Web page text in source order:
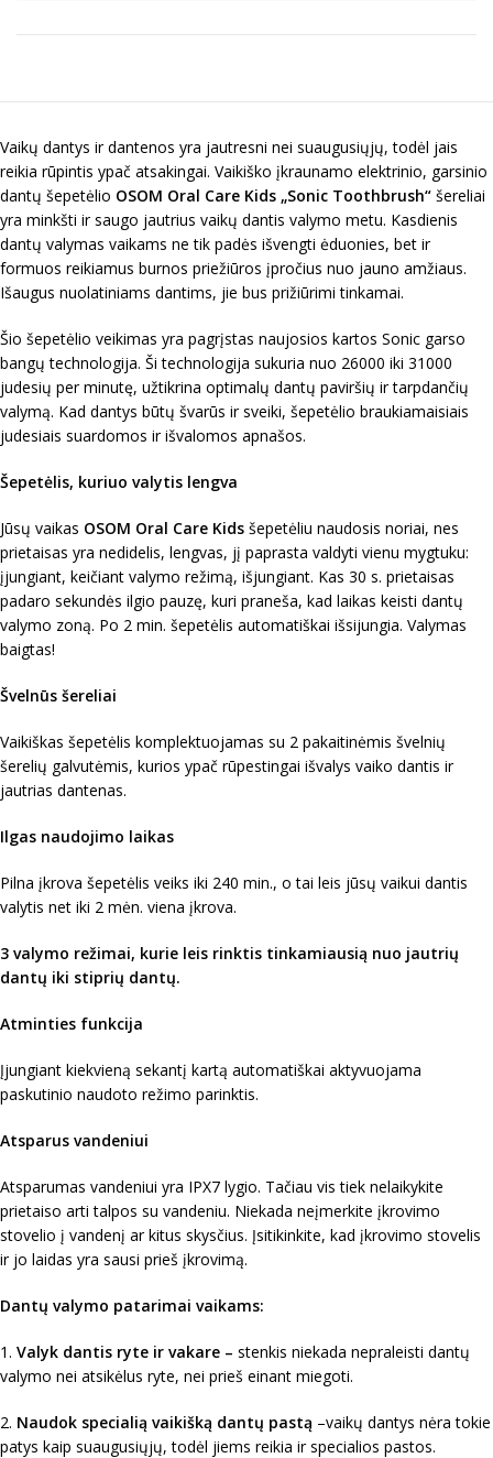
Vaikų dantys ir dantenos yra jautresni nei suaugusiųjų, todėl jais
reikia rūpintis ypač atsakingai. Vaikiško įkraunamo elektrinio, garsinio
dantų šepetėlio OSOM Oral Care Kids „Sonic Toothbrush“ šereliai
yra minkšti ir saugo jautrius vaikų dantis valymo metu. Kasdienis
dantų valymas vaikams ne tik padės išvengti ėduonies, bet ir
formuos reikiamus burnos priežiūros įpročius nuo jauno amžiaus.
Išaugus nuolatiniams dantims, jie bus prižiūrimi tinkamai.
Šio šepetėlio veikimas yra pagrįstas naujosios kartos Sonic garso
bangų technologija. Ši technologija sukuria nuo 26000 iki 31000
judesių per minutę, užtikrina optimalų dantų paviršių ir tarpdančių
valymą. Kad dantys būtų švarūs ir sveiki, šepetėlio braukiamaisiais
judesiais suardomos ir išvalomos apnašos.
Šepetėlis, kuriuo valytis lengva
Jūsų vaikas OSOM Oral Care Kids šepetėliu naudosis noriai, nes
prietaisas yra nedidelis, lengvas, jį paprasta valdyti vienu mygtuku:
įjungiant, keičiant valymo režimą, išjungiant. Kas 30 s. prietaisas
padaro sekundės ilgio pauzę, kuri praneša, kad laikas keisti dantų
valymo zoną. Po 2 min. šepetėlis automatiškai išsijungia. Valymas
baigtas!
Švelnūs šereliai
Vaikiškas šepetėlis komplektuojamas su 2 pakaitinėmis švelnių
šerelių galvutėmis, kurios ypač rūpestingai išvalys vaiko dantis ir
jautrias dantenas.
Ilgas naudojimo laikas
Pilna įkrova šepetėlis veiks iki 240 min., o tai leis jūsų vaikui dantis
valytis net iki 2 mėn. viena įkrova.
3 valymo režimai, kurie leis rinktis tinkamiausią nuo jautrių
dantų iki stiprių dantų.
Atminties funkcija
Įjungiant kiekvieną sekantį kartą automatiškai aktyvuojama
paskutinio naudoto režimo parinktis.
Atsparus vandeniui
Atsparumas vandeniui yra IPX7 lygio. Tačiau vis tiek nelaikykite
prietaiso arti talpos su vandeniu. Niekada neįmerkite įkrovimo
stovelio į vandenį ar kitus skysčius. Įsitikinkite, kad įkrovimo stovelis
ir jo laidas yra sausi prieš įkrovimą.
Dantų valymo patarimai vaikams:
1. Valyk dantis ryte ir vakare – stenkis niekada nepraleisti dantų
valymo nei atsikėlus ryte, nei prieš einant miegoti.
2. Naudok specialią vaikišką dantų pastą –vaikų dantys nėra tokie
patys kaip suaugusiųjų, todėl jiems reikia ir specialios pastos.